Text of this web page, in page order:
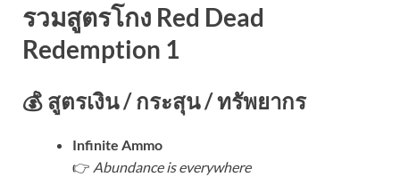
รวมสูตรโกง Red Dead
Redemption 1
💰 สูตรเงิน / กระสุน / ทรัพยากร
Infinite Ammo
👉 Abundance is everywhere